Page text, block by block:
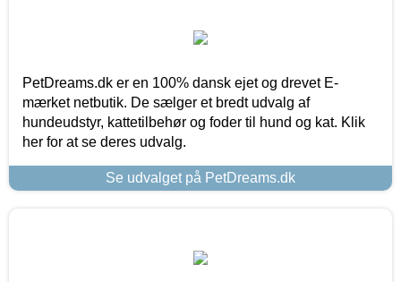
PetDreams.dk er en 100% dansk ejet og drevet E-
mærket netbutik. De sælger et bredt udvalg af
hundeudstyr, kattetilbehør og foder til hund og kat. Klik
her for at se deres udvalg.
Se udvalget på PetDreams.dk